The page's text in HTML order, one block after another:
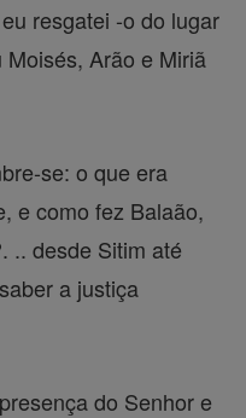
resgatei -o do lugar
Arão e Miriã
se: o que era
e como fez Balaão,
.. desde Sitim até
a justiça
do Senhor e